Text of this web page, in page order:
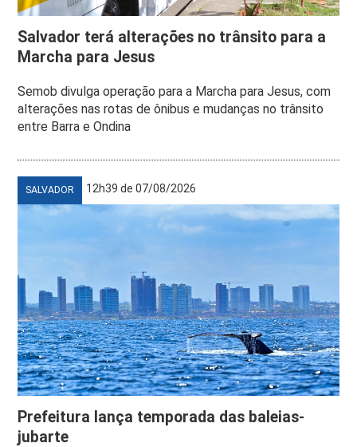
Salvador terá alterações no trânsito para a
Marcha para Jesus
Semob divulga operação para a Marcha para Jesus, com
alterações nas rotas de ônibus e mudanças no trânsito
entre Barra e Ondina
SALVADOR 12h39 de 07/08/2026
Prefeitura lança temporada das baleias-
jubarte